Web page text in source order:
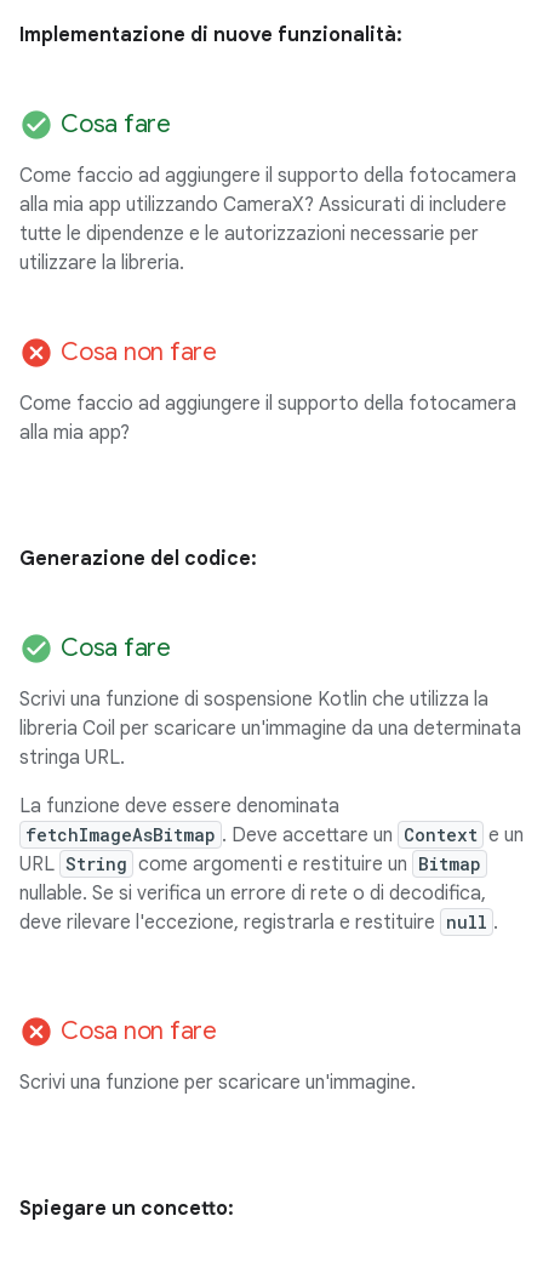
Implementazione di nuove funzionalità:
check_circle Cosa fare
Come faccio ad aggiungere il supporto della fotocamera
alla mia app utilizzando CameraX? Assicurati di includere
tutte le dipendenze e le autorizzazioni necessarie per
utilizzare la libreria.
cancel Cosa non fare
Come faccio ad aggiungere il supporto della fotocamera
alla mia app?
Generazione del codice:
check_circle Cosa fare
Scrivi una funzione di sospensione Kotlin che utilizza la
libreria Coil per scaricare un'immagine da una determinata
stringa URL.
La funzione deve essere denominata
fetchImageAsBitmap . Deve accettare un Context e un
URL String come argomenti e restituire un Bitmap
nullable. Se si verifica un errore di rete o di decodifica,
deve rilevare l'eccezione, registrarla e restituire null .
cancel Cosa non fare
Scrivi una funzione per scaricare un'immagine.
Spiegare un concetto: